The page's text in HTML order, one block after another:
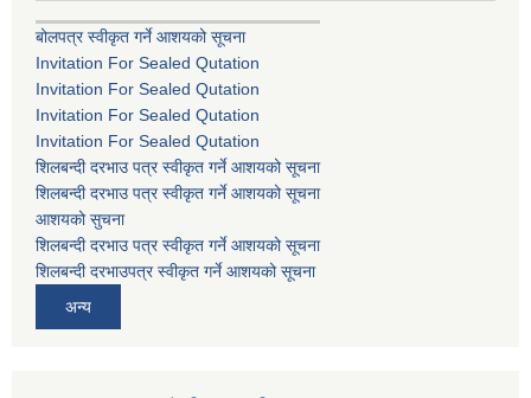
बोलपत्र स्वीकृत गर्ने आशयको सूचना
Invitation For Sealed Qutation
Invitation For Sealed Qutation
Invitation For Sealed Qutation
Invitation For Sealed Qutation
शिलबन्दी दरभाउ पत्र स्वीकृत गर्ने आशयको सूचना
शिलबन्दी दरभाउ पत्र स्वीकृत गर्ने आशयको सूचना
आशयको सुचना
शिलबन्दी दरभाउ पत्र स्वीकृत गर्ने आशयको सूचना
शिलबन्दी दरभाउपत्र स्वीकृत गर्ने आशयको सूचना
अन्य